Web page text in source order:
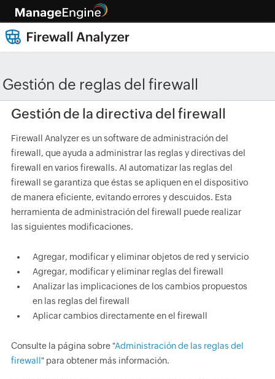
Gestión de reglas del firewall
Gestión de la directiva del firewall
Firewall Analyzer es un software de administración del
firewall, que ayuda a administrar las reglas y directivas del
firewall en varios firewalls. Al automatizar las reglas del
firewall se garantiza que éstas se apliquen en el dispositivo
de manera eficiente, evitando errores y descuidos. Esta
herramienta de administración del firewall puede realizar
las siguientes modificaciones.
Agregar, modificar y eliminar objetos de red y servicio
Agregar, modificar y eliminar reglas del firewall
Analizar las implicaciones de los cambios propuestos
en las reglas del firewall
Aplicar cambios directamente en el firewall
Consulte la página sobre "Administración de las reglas del
firewall" para obtener más información.